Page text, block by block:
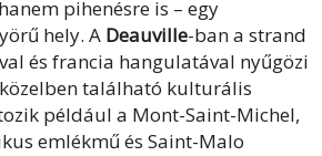
pihenésre is – egy
hely. A Deauville-ban a strand
és francia hangulatával nyűgözi
található kulturális
például a Mont-Saint-Michel,
emlékmű és Saint-Malo